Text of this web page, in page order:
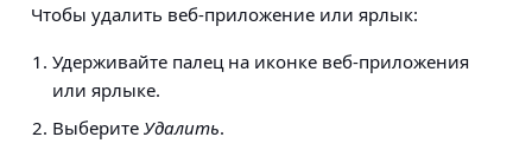
Чтобы удалить веб-приложение или ярлык:
Удерживайте палец на иконке веб-приложения
или ярлыке.
Выберите Удалить.